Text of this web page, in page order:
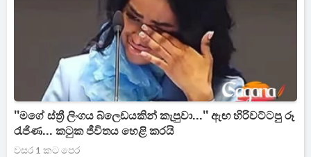
''මගේ ස්ත්‍රී ලිංගය බ්ලෙඩයකින් කැපුවා...'' ඇඟ හිරිවට්ටපු රූ
රැජිණ... කටුක ජීවිතය හෙළි කරයි
වසර 1 කට පෙර